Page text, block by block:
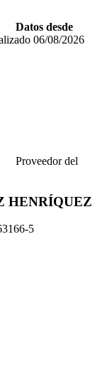
Datos desde
06/08/2026
Proveedor del
HENRÍQUEZ
5